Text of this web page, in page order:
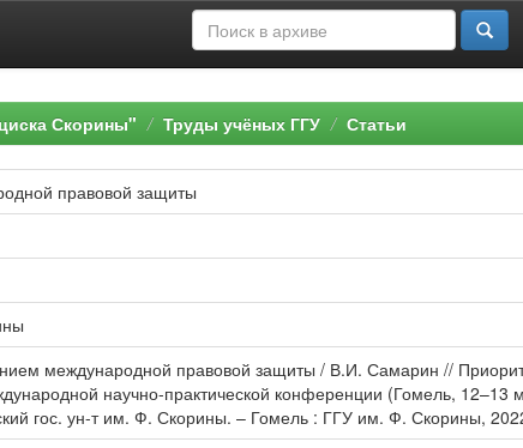
Скорины" Труды учёных ГГУ Статьи
правовой защиты
международной правовой защиты / В.И. Самарин //
научно-практической конференции (Гомель, 12–13
гос. ун-т им. Ф. Скорины. – Гомель : ГГУ им. Ф. Скорины,